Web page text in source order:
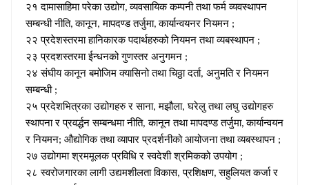
२१ दामासाहिमा परेका उद्योग, व्यवसायिक कम्पनी तथा फर्म व्यवस्थापन
सम्बन्धी नीति, कानून, मापदण्ड तर्जुमा, कार्यान्वयनर नियमन ;
२२ प्रदेशस्तरमा हानिकारक पदार्थहरुको नियमन तथा व्यबस्थापन ;
२३ प्रदशस्तरमा ईन्धनको गुणस्तर अनुगमन ;
२४ संघीय कानून बमोजिम क्यासिनो तथा चिठ्ठा दर्ता, अनुमति र नियमन
सम्बन्धी ;
२५ प्रदेशभित्रका उद्योगहरु र साना, मझौला, घरेलु तथा लघु उद्योगहरु
स्थापना र प्रवर्द्धन सम्बन्धमा नीति, कानून तथा मापदण्ड तर्जुमा, कार्यान्वयन
र नियमन; औद्योगिक तथा व्यापार प्रदर्शनीको आयोजना तथा व्यबस्थापन ;
२७ उद्योगमा श्रममूलक प्रविधि र स्वदेशी श्रमिकको उपयोग ;
२८ स्वरोजगारका लागी उद्यमशीलता विकास, प्रशिक्षण, सहुलियत कर्जा र